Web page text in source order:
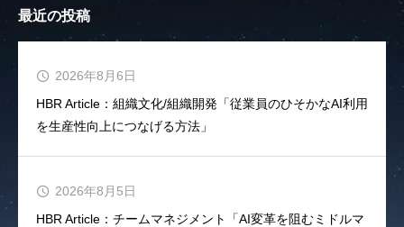
最近の投稿
HBR Article：組織文化/組織開発「従業員のひそかなAI利用
を生産性向上につなげる方法」
2026年8月6日
HBR Article：チームマネジメント「AI変革を阻むミドルマ
2026年8月5日